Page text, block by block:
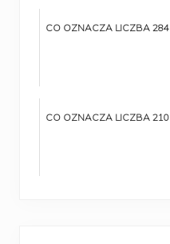
CO OZNACZA LICZBA 284
CO OZNACZA LICZBA 210